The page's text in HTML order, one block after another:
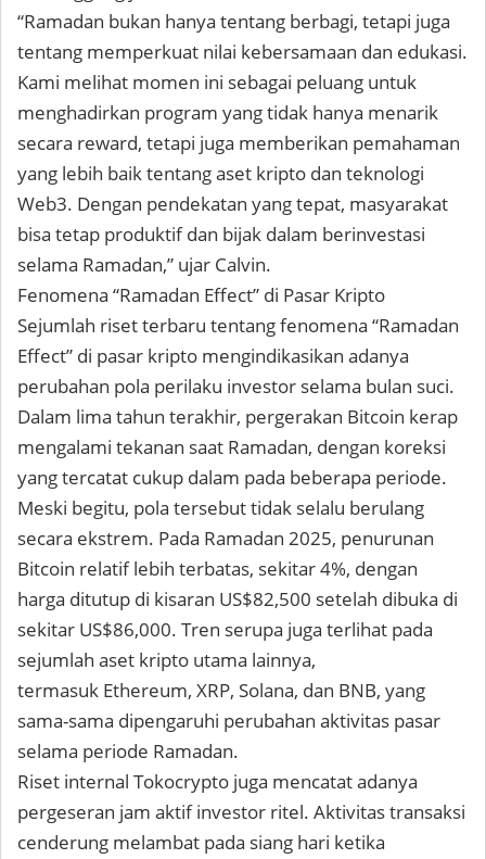
“Ramadan bukan hanya tentang berbagi, tetapi juga
tentang memperkuat nilai kebersamaan dan edukasi.
Kami melihat momen ini sebagai peluang untuk
menghadirkan program yang tidak hanya menarik
secara reward, tetapi juga memberikan pemahaman
yang lebih baik tentang aset kripto dan teknologi
Web3. Dengan pendekatan yang tepat, masyarakat
bisa tetap produktif dan bijak dalam berinvestasi
selama Ramadan,” ujar Calvin.
Fenomena “Ramadan Effect” di Pasar Kripto
Sejumlah riset terbaru tentang fenomena “Ramadan
Effect” di pasar kripto mengindikasikan adanya
perubahan pola perilaku investor selama bulan suci.
Dalam lima tahun terakhir, pergerakan Bitcoin kerap
mengalami tekanan saat Ramadan, dengan koreksi
yang tercatat cukup dalam pada beberapa periode.
Meski begitu, pola tersebut tidak selalu berulang
secara ekstrem. Pada Ramadan 2025, penurunan
Bitcoin relatif lebih terbatas, sekitar 4%, dengan
harga ditutup di kisaran US$82,500 setelah dibuka di
sekitar US$86,000. Tren serupa juga terlihat pada
sejumlah aset kripto utama lainnya,
termasuk Ethereum, XRP, Solana, dan BNB, yang
sama-sama dipengaruhi perubahan aktivitas pasar
selama periode Ramadan.
Riset internal Tokocrypto juga mencatat adanya
pergeseran jam aktif investor ritel. Aktivitas transaksi
cenderung melambat pada siang hari ketika